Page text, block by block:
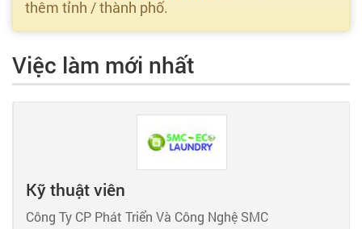
thêm tỉnh / thành phố.
Việc làm mới nhất
Kỹ thuật viên
Công Ty CP Phát Triển Và Công Nghệ SMC